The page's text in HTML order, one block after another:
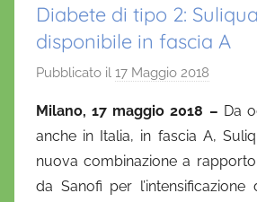
Diabete di tipo 2:
disponibile in fascia A
Pubblicato il 17 Maggio 2018
a
n
i
Milano, 17 maggio 2018 – Da
anche in Italia, in fascia A,
nuova combinazione a
da Sanofi per